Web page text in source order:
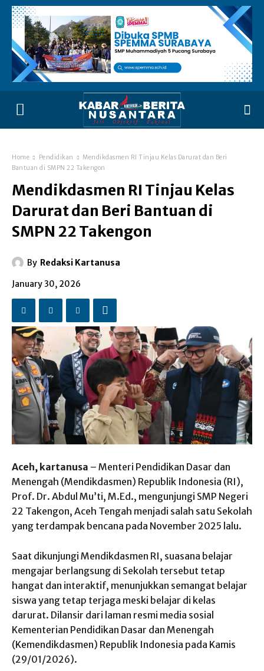
Home Pendidikan
Mendikdasmen RI Tinjau Kelas Darurat dan Beri
Bantuan di SMPN 22 Takengon
Mendikdasmen RI Tinjau Kelas
Darurat dan Beri Bantuan di
SMPN 22 Takengon
By Redaksi Kartanusa
January 30, 2026
Aceh, kartanusa – Menteri Pendidikan Dasar dan
Menengah (Mendikdasmen) Republik Indonesia (RI),
Prof. Dr. Abdul Mu’ti, M.Ed., mengunjungi SMP Negeri
22 Takengon, Aceh Tengah menjadi salah satu Sekolah
yang terdampak bencana pada November 2025 lalu.
Saat dikunjungi Mendikdasmen RI, suasana belajar
mengajar berlangsung di Sekolah tersebut tetap
hangat dan interaktif, menunjukkan semangat belajar
siswa yang tetap terjaga meski belajar di kelas
darurat. Dilansir dari laman resmi media sosial
Kementerian Pendidikan Dasar dan Menengah
(Kemendikdasmen) Republik Indonesia pada Kamis
(29/01/2026).